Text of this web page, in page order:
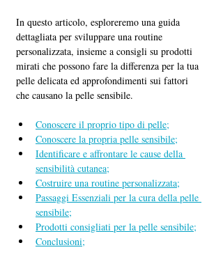
In questo articolo, esploreremo una guida
dettagliata per sviluppare una routine
personalizzata, insieme a consigli su prodotti
mirati che possono fare la differenza per la tua
pelle delicata ed approfondimenti sui fattori
che causano la pelle sensibile.
Conoscere il proprio tipo di pelle;
Conoscere la propria pelle sensibile;
Identificare e affrontare le cause della
sensibilità cutanea;
Costruire una routine personalizzata;
Passaggi Essenziali per la cura della pelle
sensibile;
Prodotti consigliati per la pelle sensibile;
Conclusioni;